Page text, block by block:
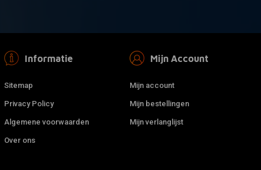
Informatie
Sitemap
Privacy Policy
Algemene voorwaarden
Over ons
Mijn Account
Mijn account
Mijn bestellingen
Mijn verlanglijst